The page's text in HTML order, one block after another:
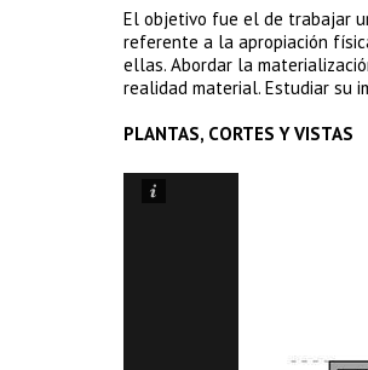
El objetivo fue el de trabajar
referente a la apropiación
ellas. Abordar la
realidad material. Estudiar su
PLANTAS, CORTES Y VISTAS